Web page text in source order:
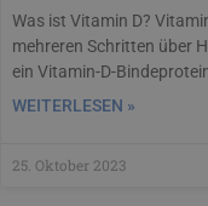
Was ist Vitamin D?
mehreren Schritten über
ein Vitamin-D-
WEITERLESEN »
25. Oktober 2023